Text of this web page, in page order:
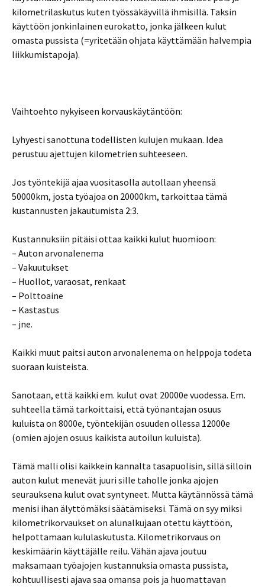
kilometrilaskutus kuten työssäkäyvillä ihmisillä. Taksin
käyttöön jonkinlainen eurokatto, jonka jälkeen kulut
omasta pussista (=yritetään ohjata käyttämään halvempia
liikkumistapoja).
Vaihtoehto nykyiseen korvauskäytäntöön:
Lyhyesti sanottuna todellisten kulujen mukaan. Idea
perustuu ajettujen kilometrien suhteeseen.
Jos työntekijä ajaa vuositasolla autollaan yheensä
50000km, josta työajoa on 20000km, tarkoittaa tämä
kustannusten jakautumista 2:3.
Kustannuksiin pitäisi ottaa kaikki kulut huomioon:
– Auton arvonalenema
– Vakuutukset
– Huollot, varaosat, renkaat
– Polttoaine
– Kastastus
– jne.
Kaikki muut paitsi auton arvonalenema on helppoja todeta
suoraan kuisteista.
Sanotaan, että kaikki em. kulut ovat 20000e vuodessa. Em.
suhteella tämä tarkoittaisi, että työnantajan osuus
kuluista on 8000e, työntekijän osuuden ollessa 12000e
(omien ajojen osuus kaikista autoilun kuluista).
Tämä malli olisi kaikkein kannalta tasapuolisin, sillä silloin
auton kulut menevät juuri sille taholle jonka ajojen
seurauksena kulut ovat syntyneet. Mutta käytännössä tämä
menisi ihan älyttömäksi säätämiseksi. Tämä on syy miksi
kilometrikorvaukset on alunalkujaan otettu käyttöön,
helpottamaan kululaskutusta. Kilometrikorvaus on
keskimäärin käyttäjälle reilu. Vähän ajava joutuu
maksamaan työajojen kustannuksia omasta pussista,
kohtuullisesti ajava saa omansa pois ja huomattavan